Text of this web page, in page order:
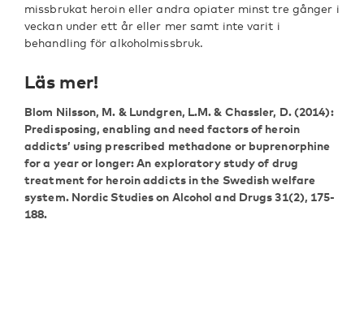
missbrukat heroin eller andra opiater minst tre gånger i
veckan under ett år eller mer samt inte varit i
behandling för alkoholmissbruk.
Läs mer!
Blom Nilsson, M. & Lundgren, L.M. & Chassler, D.(2014):
Predisposing, enabling and need factors of heroin
addicts’ using prescribed methadone or buprenorphine
for a year or longer: An exploratory study of drug
treatment for heroin addicts in the Swedish welfare
system. Nordic Studies on Alcohol and Drugs 31(2), 175-
188.